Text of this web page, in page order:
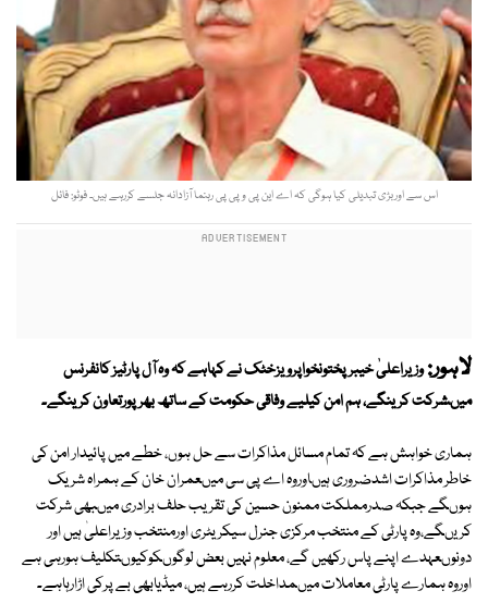
اس سے اوربڑی تبدیلی کیا ہوگی کہ اے این پی وپی پی رہنما آزادانہ جلسے کررہے ہیں۔ فوٹو: فائل
لاہور:وزیراعلیٰ خیبرپختونخواپرویزخٹک نے کہاہے کہ وہ آل پارٹیز کانفرنس
میںشرکت کرینگے، ہم امن کیلیے وفاقی حکومت کے ساتھ بھرپورتعاون کرینگے۔
ہماری خواہش ہے کہ تمام مسائل مذاکرات سے حل ہوں، خطے میں پائیدار امن کی
خاطر مذاکرات اشدضروری ہیںاوروہ اے پی سی میںعمران خان کے ہمراہ شریک
ہوںگے جبکہ صدرمملکت ممنون حسین کی تقریب حلف برادری میںبھی شرکت
کریںگے،وہ پارٹی کے منتخب مرکزی جنرل سیکریٹری اورمنتخب وزیراعلیٰ ہیں اور
دونوںعہدے اپنے پاس رکھیں گے، معلوم نہیں بعض لوگوںکوکیوںتکلیف ہورہی ہے
اوروہ ہمارے پارٹی معاملات میںمداخلت کررہے ہیں، میڈیابھی بے پرکی اڑارہاہے۔